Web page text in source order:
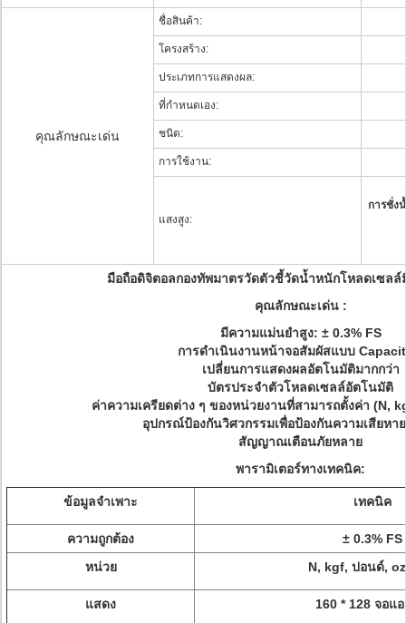
คุณลักษณะเด่น
ชื่อสินค้า:
โครงสร้าง:
ประเภทการแสดงผล:
ที่กำหนดเอง:
ชนิด:
การใช้งาน:
แสงสูง:
การชั่ง
มือถือดิจิตอลกองทัพมาตรวัดตัวชี้วัดน้ำหนักโหลดเซลล์
คุณลักษณะเด่น :
มีความแม่นยำสูง: ± 0.3% FS
การดำเนินงานหน้าจอสัมผัสแบบ
เปลี่ยนการแสดงผลอัตโนมัติมากกว่า
บัตรประจำตัวโหลดเซลล์อัตโนมัติ
ค่าความเครียดต่าง ๆ ของหน่วยงานที่สามารถตั้งค่า (N,
อุปกรณ์ป้องกันวิศวกรรมเพื่อป้องกันความเสียหา
สัญญาณเตือนภัยหลาย
พารามิเตอร์ทางเทคนิค:
ข้อมูลจำเพาะ เทคนิค
ความถูกต้อง
± 0.3% FS
หน่วย
N, kgf, ปอนด์,
แสดง 160 * 128 จอแ